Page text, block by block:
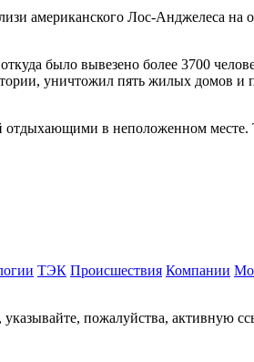
американского Лос-Анджелеса на
было вывезено более 3700
уничтожил пять жилых домов
в неположенном месте.
ТЭК Происшествия Компании
пожалуйства, активную